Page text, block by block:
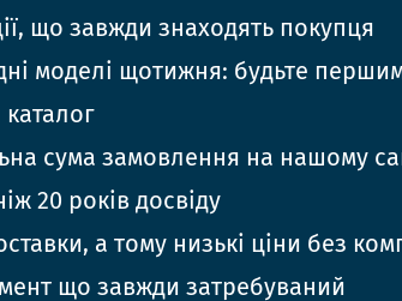
що завжди знаходять покупця
моделі щотижня: будьте
сума замовлення на нашому
20 років досвіду
а тому низькі ціни без
що завжди затребуваний